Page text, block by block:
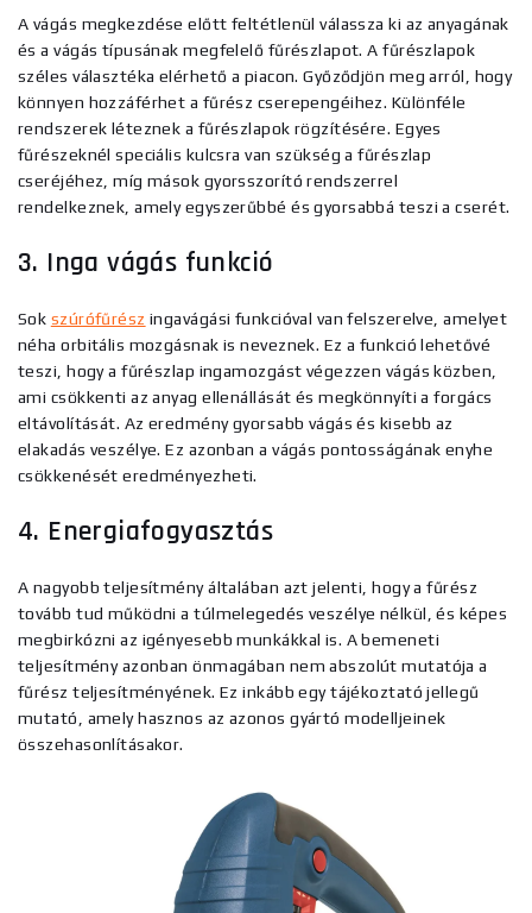
A vágás megkezdése előtt feltétlenül válassza ki az anyagának
és a vágás típusának megfelelő fűrészlapot. A fűrészlapok
széles választéka elérhető a piacon. Győződjön meg arról, hogy
könnyen hozzáférhet a fűrész cserepengéihez. Különféle
rendszerek léteznek a fűrészlapok rögzítésére. Egyes
fűrészeknél speciális kulcsra van szükség a fűrészlap
cseréjéhez, míg mások gyorsszorító rendszerrel
rendelkeznek, amely egyszerűbbé és gyorsabbá teszi a cserét.
3. Inga vágás funkció
Sok szúrófűrész ingavágási funkcióval van felszerelve, amelyet
néha orbitális mozgásnak is neveznek. Ez a funkció lehetővé
teszi, hogy a fűrészlap ingamozgást végezzen vágás közben,
ami csökkenti az anyag ellenállását és megkönnyíti a forgács
eltávolítását. Az eredmény gyorsabb vágás és kisebb az
elakadás veszélye. Ez azonban a vágás pontosságának enyhe
csökkenését eredményezheti.
4. Energiafogyasztás
A nagyobb teljesítmény általában azt jelenti, hogy a fűrész
tovább tud működni a túlmelegedés veszélye nélkül, és képes
megbirkózni az igényesebb munkákkal is. A bemeneti
teljesítmény azonban önmagában nem abszolút mutatója a
fűrész teljesítményének. Ez inkább egy tájékoztató jellegű
mutató, amely hasznos az azonos gyártó modelljeinek
összehasonlításakor.